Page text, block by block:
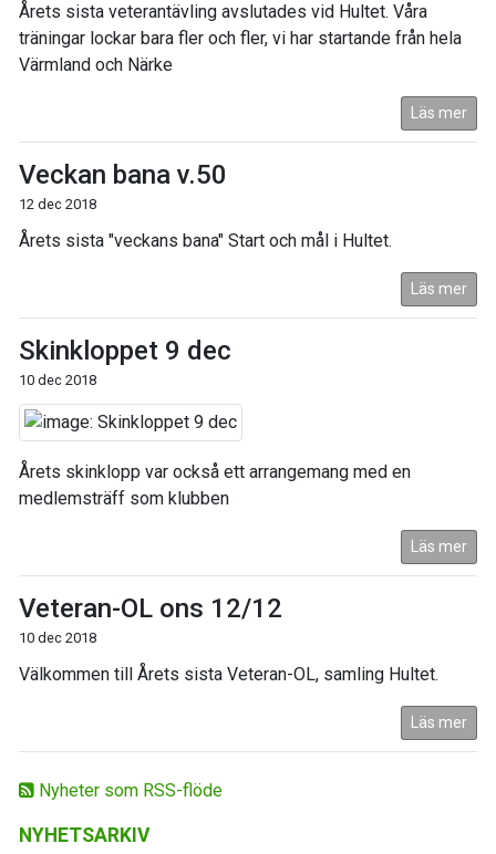
Nyheter som RSS-flöde
NYHETSARKIV
Årets sista veterantävling avslutades vid Hultet. Våra
träningar lockar bara fler och fler, vi har startande från hela
Värmland och Närke
Läs mer
Veckan bana v.50
12 dec 2018
Årets sista "veckans bana" Start och mål i Hultet.
Läs mer
Skinkloppet 9 dec
10 dec 2018
Årets skinklopp var också ett arrangemang med en
medlemsträff som klubben
Läs mer
Veteran-OL ons 12/12
10 dec 2018
Välkommen till Årets sista Veteran-OL, samling Hultet.
Läs mer